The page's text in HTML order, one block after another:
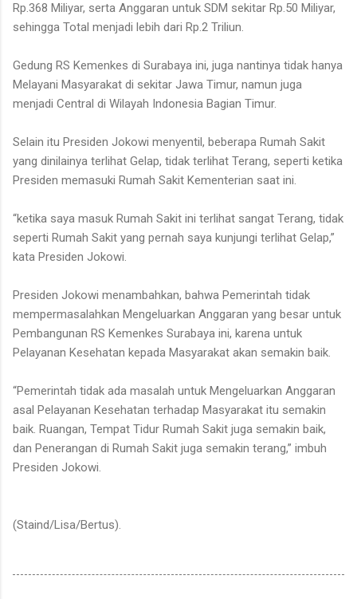
Rp.368 Miliyar, serta Anggaran untuk SDM sekitar Rp.50 Miliyar,
sehingga Total menjadi lebih dari Rp.2 Triliun.
Gedung RS Kemenkes di Surabaya ini, juga nantinya tidak hanya
Melayani Masyarakat di sekitar Jawa Timur, namun juga
menjadi Central di Wilayah Indonesia Bagian Timur.
Selain itu Presiden Jokowi menyentil, beberapa Rumah Sakit
yang dinilainya terlihat Gelap, tidak terlihat Terang, seperti ketika
Presiden memasuki Rumah Sakit Kementerian saat ini.
“ketika saya masuk Rumah Sakit ini terlihat sangat Terang, tidak
seperti Rumah Sakit yang pernah saya kunjungi terlihat Gelap,”
kata Presiden Jokowi.
Presiden Jokowi menambahkan, bahwa Pemerintah tidak
mempermasalahkan Mengeluarkan Anggaran yang besar untuk
Pembangunan RS Kemenkes Surabaya ini, karena untuk
Pelayanan Kesehatan kepada Masyarakat akan semakin baik.
“Pemerintah tidak ada masalah untuk Mengeluarkan Anggaran
asal Pelayanan Kesehatan terhadap Masyarakat itu semakin
baik. Ruangan, Tempat Tidur Rumah Sakit juga semakin baik,
dan Penerangan di Rumah Sakit juga semakin terang,” imbuh
Presiden Jokowi.
(Staind/Lisa/Bertus).